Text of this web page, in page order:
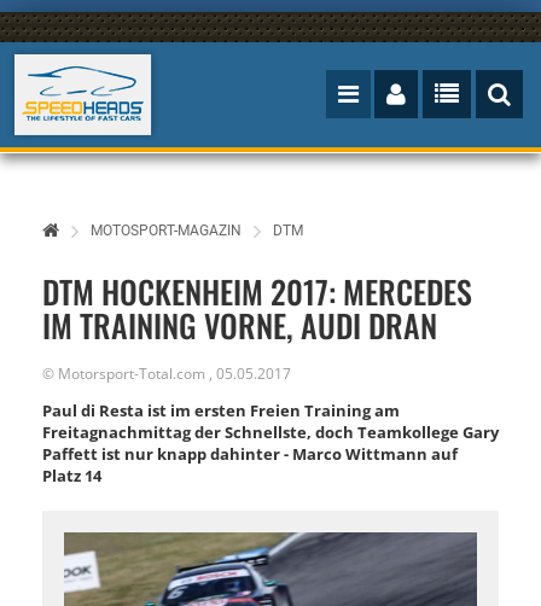
MOTOSPORT-MAGAZIN DTM
DTM HOCKENHEIM 2017: MERCEDES
IM TRAINING VORNE, AUDI DRAN
© Motorsport-Total.com , 05.05.2017
Paul di Resta ist im ersten Freien Training am
Freitagnachmittag der Schnellste, doch Teamkollege Gary
Paffett ist nur knapp dahinter - Marco Wittmann auf
Platz 14